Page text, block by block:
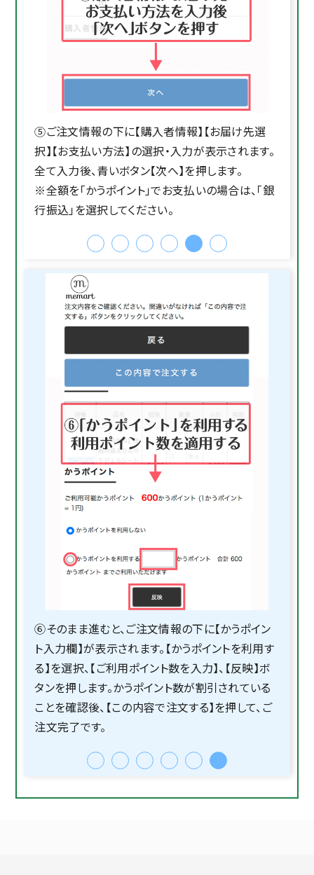
⑤ご注文情報の下に【購入者情報】【お届け先選
択】【お支払い方法】の選択・入力が表示されます。
全て入力後、青いボタン【次へ】を押します。
※全額を「かうポイント」でお支払いの場合は、「銀
行振込」を選択してください。
⑥そのまま進むと、ご注文情報の下に【かうポイン
ト入力欄】が表示されます。【かうポイントを利用す
る】を選択、【ご利用ポイント数を入力】、【反映】ボ
タンを押します。かうポイント数が割引されている
ことを確認後、【この内容で注文する】を押して、ご
注文完了です。